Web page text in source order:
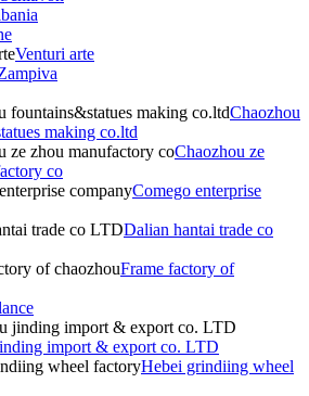
Venturi arte
Chaozhou
making co.ltd
Chaozhou ze
co
Comego enterprise
Dalian hantai trade co
Frame factory of
import & export co. LTD
Hebei grindiing wheel